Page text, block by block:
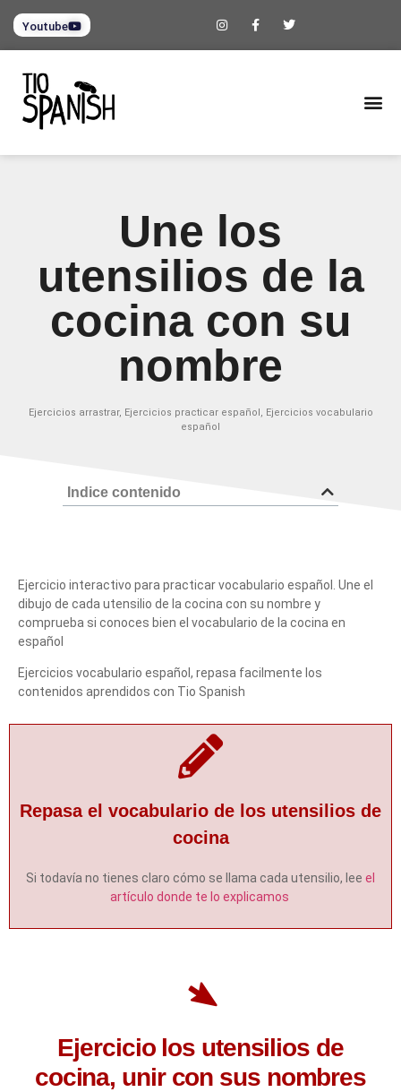
Youtube
Une los
utensilios de la
cocina con su
nombre
Ejercicios arrastrar, Ejercicios practicar español, Ejercicios vocabulario
español
Indice contenido
Ejercicio interactivo para practicar vocabulario español. Une el
dibujo de cada utensilio de la cocina con su nombre y
comprueba si conoces bien el vocabulario de la cocina en
español
Ejercicios vocabulario español, repasa facilmente los
contenidos aprendidos con Tio Spanish
Repasa el vocabulario de los utensilios de
cocina
Si todavía no tienes claro cómo se llama cada utensilio, lee el
artículo donde te lo explicamos
Ejercicio los utensilios de
cocina, unir con sus nombres